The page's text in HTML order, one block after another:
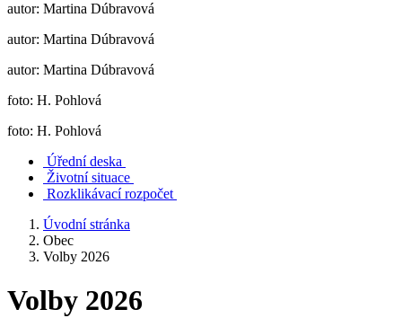
autor: Martina Dúbravová
autor: Martina Dúbravová
autor: Martina Dúbravová
foto: H. Pohlová
foto: H. Pohlová
Úřední deska
Životní situace
Rozklikávací rozpočet
Úvodní stránka
Obec
Volby 2026
Volby 2026